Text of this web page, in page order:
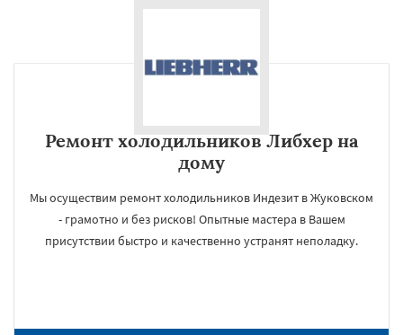
Ремонт холодильников Либхер на
дому
Мы осуществим ремонт холодильников Индезит в Жуковском
- грамотно и без рисков! Опытные мастера в Вашем
присутствии быстро и качественно устранят неполадку.